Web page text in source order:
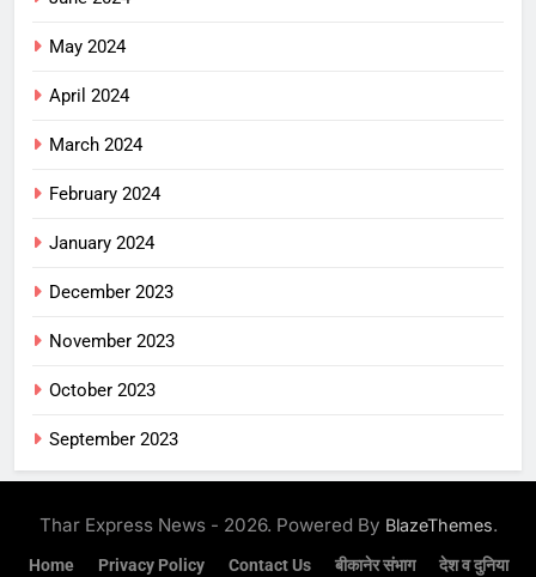
May 2024
April 2024
March 2024
February 2024
January 2024
December 2023
November 2023
October 2023
September 2023
Thar Express News - 2026. Powered By BlazeThemes.
Home Privacy Policy Contact Us बीकानेर संभाग देश व दुनिया